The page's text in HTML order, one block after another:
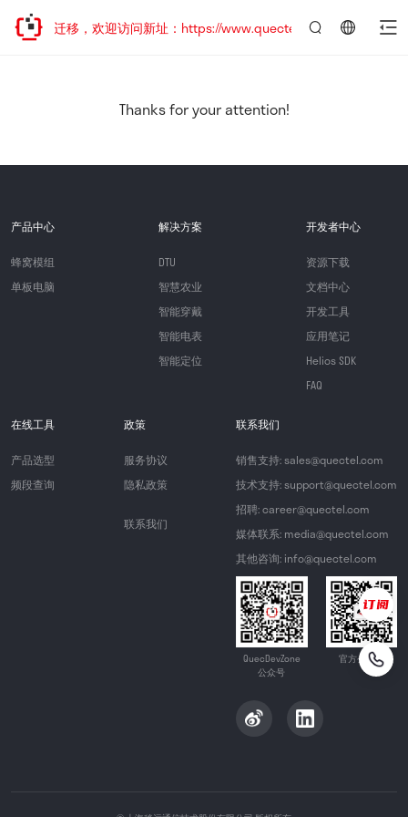
地址已迁移，欢迎访问新址：https://www.quectel.com.cn
Thanks for your attention!
产品中心
蜂窝模组
单板电脑
解决方案
DTU
智慧农业
智能穿戴
智能电表
智能定位
开发者中心
资源下载
文档中心
开发工具
应用笔记
Helios SDK
FAQ
在线工具
产品选型
频段查询
政策
服务协议
隐私政策
联系我们
联系我们
销售支持: sales@quectel.com
技术支持: support@quectel.com
招聘: career@quectel.com
媒体联系: media@quectel.com
其他咨询: info@quectel.com
QuecDevZone
公众号
官方公众号